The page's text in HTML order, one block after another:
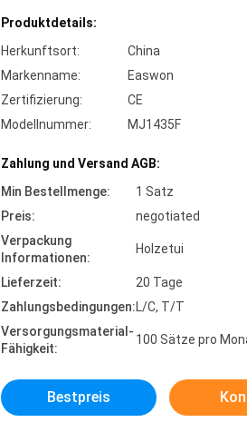
Produktdetails:
Herkunftsort:
China
Markenname:
Easwon
Zertifizierung:
CE
Modellnummer:
MJ1435F
Zahlung und Versand AGB:
Min Bestellmenge:
1 Satz
Preis:
negotiated
Verpackung
Informationen:
Holzetui
Lieferzeit:
20 Tage
Zahlungsbedingungen:L/C, T/T
Versorgungsmaterial-
Fähigkeit:
100 Sätze pro
Bestpreis